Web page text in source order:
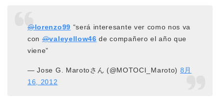
@lorenzo99 “será interesante ver como nos va
con@valeyellow46 de compañero el año que
viene”
— Jose G. Marotoさん (@MOTOCI_Maroto) 8月
16, 2012